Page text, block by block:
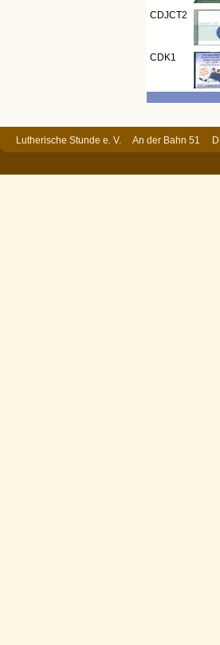
CDJCT2
CDK1
Lutherische Stunde e. V. An der Bahn 51